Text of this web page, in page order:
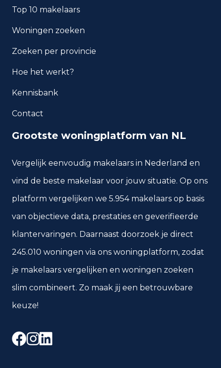
Wijchen?
Welke woningtypen komen
het meest voor in Wijchen?
Top 10 makelaars
Woningen zoeken
Zoeken per provincie
Hoe het werkt?
Kennisbank
Contact
Grootste woningplatform van NL
Vergelijk eenvoudig makelaars in Nederland en
vind de beste makelaar voor jouw situatie. Op ons
platform vergelijken we 5.954 makelaars op basis
van objectieve data, prestaties en geverifieerde
klantervaringen. Daarnaast doorzoek je direct
245.010 woningen via ons woningplatform, zodat
je makelaars vergelijken en woningen zoeken
slim combineert. Zo maak jij een betrouwbare
keuze!
Facebook
Instagram
LinkedIn